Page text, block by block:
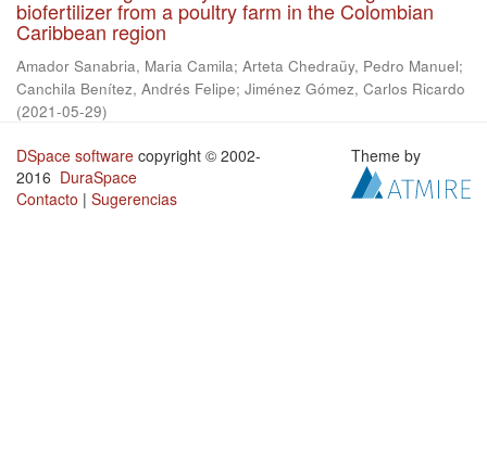
biofertilizer from a poultry farm in the Colombian
Caribbean region
Amador Sanabria, Maria Camila; Arteta Chedraüy, Pedro Manuel;
Canchila Benítez, Andrés Felipe; Jiménez Gómez, Carlos Ricardo
(2021-05-29)
DSpace software copyright © 2002-
2016 DuraSpace
Contacto | Sugerencias
Theme by